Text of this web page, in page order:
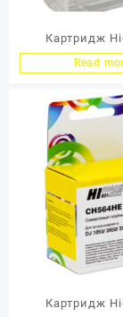
Картридж
(B3P24A) для
130 мл
Read
Картридж